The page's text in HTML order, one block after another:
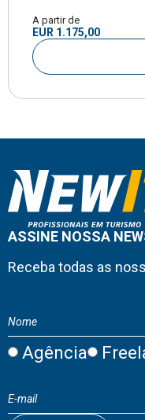
A partir de
EUR 1.175,00
ASSINE NOSSA
Receba todas as
Agência